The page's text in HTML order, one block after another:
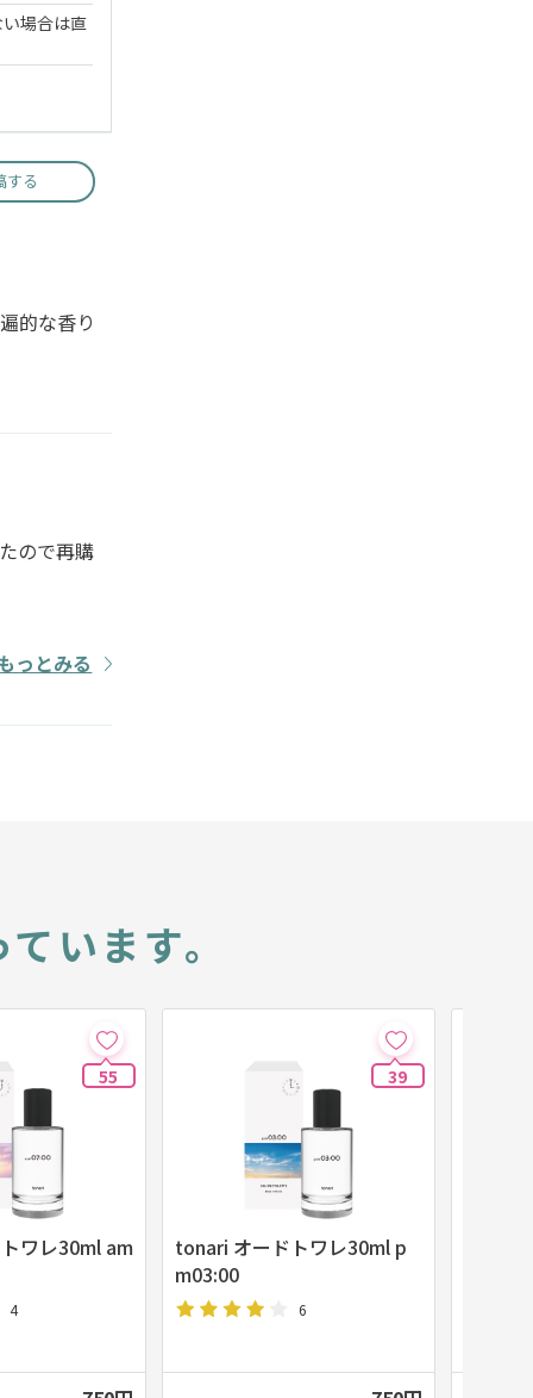
場合は直
する
的な香り
ので再購
っとみる
います。
55
レ30ml am
4
39
tonari オードトワレ30ml p
m03:00
6